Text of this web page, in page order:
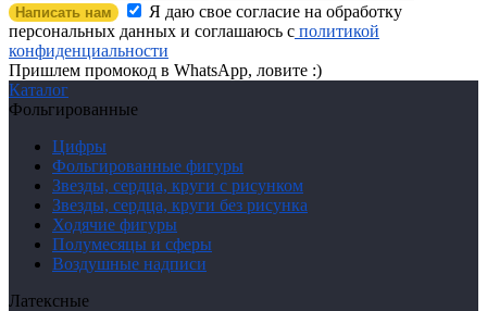
Написать нам
Я даю свое согласие на обработку
персональных данных и соглашаюсь с политикой
конфиденциальности
Пришлем промокод в WhatsApp, ловите :)
Каталог
Фольгированные
Цифры
Фольгированные фигуры
Звезды, сердца, круги с рисунком
Звезды, сердца, круги без рисунка
Ходячие фигуры
Полумесяцы и сферы
Воздушные надписи
Латексные